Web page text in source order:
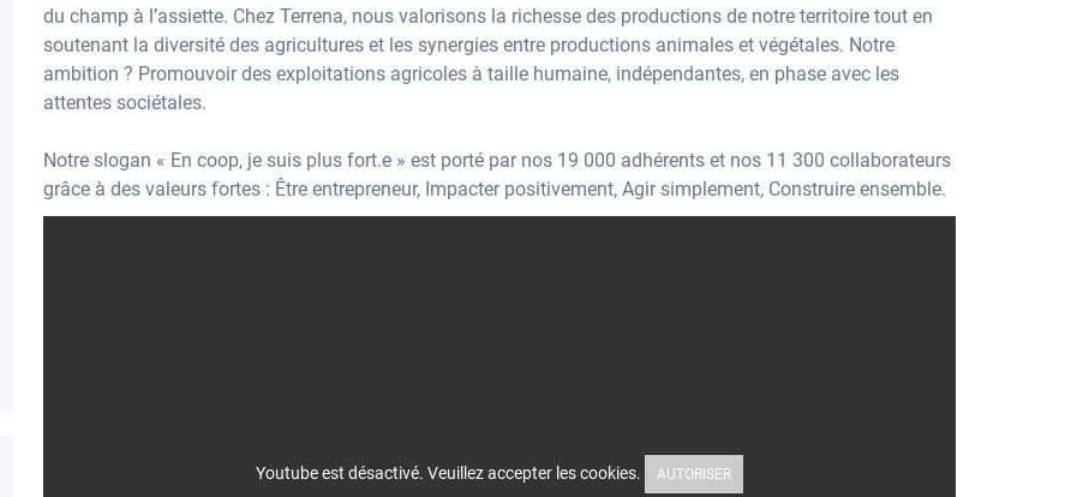
du champ à l’assiette. Chez Terrena, nous valorisons la richesse des productions de notre territoire tout en
soutenant la diversité des agricultures et les synergies entre productions animales et végétales. Notre
ambition ? Promouvoir des exploitations agricoles à taille humaine, indépendantes, en phase avec les
attentes sociétales.
Notre slogan « En coop, je suis plus fort.e » est porté par nos 19 000 adhérents et nos 11 300 collaborateurs
grâce à des valeurs fortes : Être entrepreneur, Impacter positivement, Agir simplement, Construire ensemble.
Youtube est désactivé. Veuillez accepter les cookies. AUTORISER